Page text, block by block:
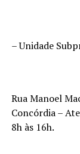
– Unidade
Rua Manoel
Concórdia –
8h às 16h.